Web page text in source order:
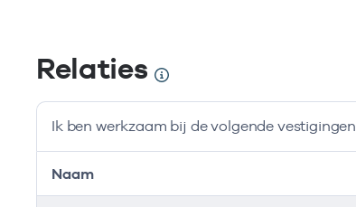
Relaties
Ik ben werkzaam bij de volgende vestigingen
Naam